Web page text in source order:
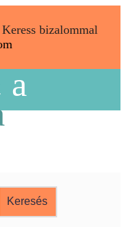
bizalommal